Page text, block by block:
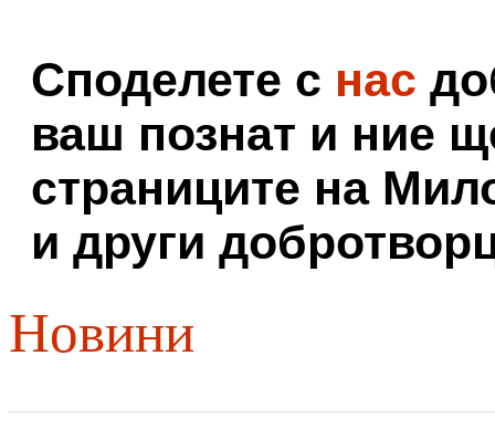
Споделете с нас
ваш познат и ние
страниците на
и други
Новини